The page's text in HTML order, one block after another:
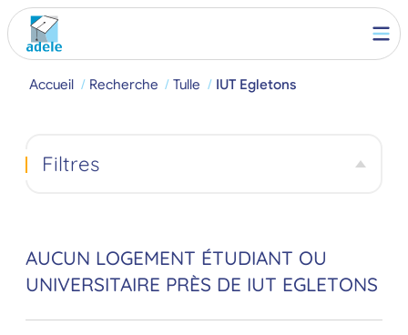
Accueil Recherche Tulle IUT Egletons
AUCUN LOGEMENT ÉTUDIANT OU
UNIVERSITAIRE PRÈS DE IUT EGLETONS
Filtres